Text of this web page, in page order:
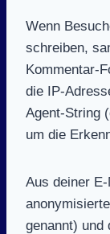
Wenn
schreiben,
Kommentar-
die IP-
Agent-String
um die
Aus deiner
genannt) und